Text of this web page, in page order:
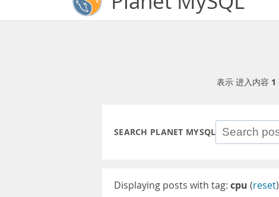
表示 进入内容 1
SEARCH PLANET MYSQL
Displaying posts with tag: cpu (reset)